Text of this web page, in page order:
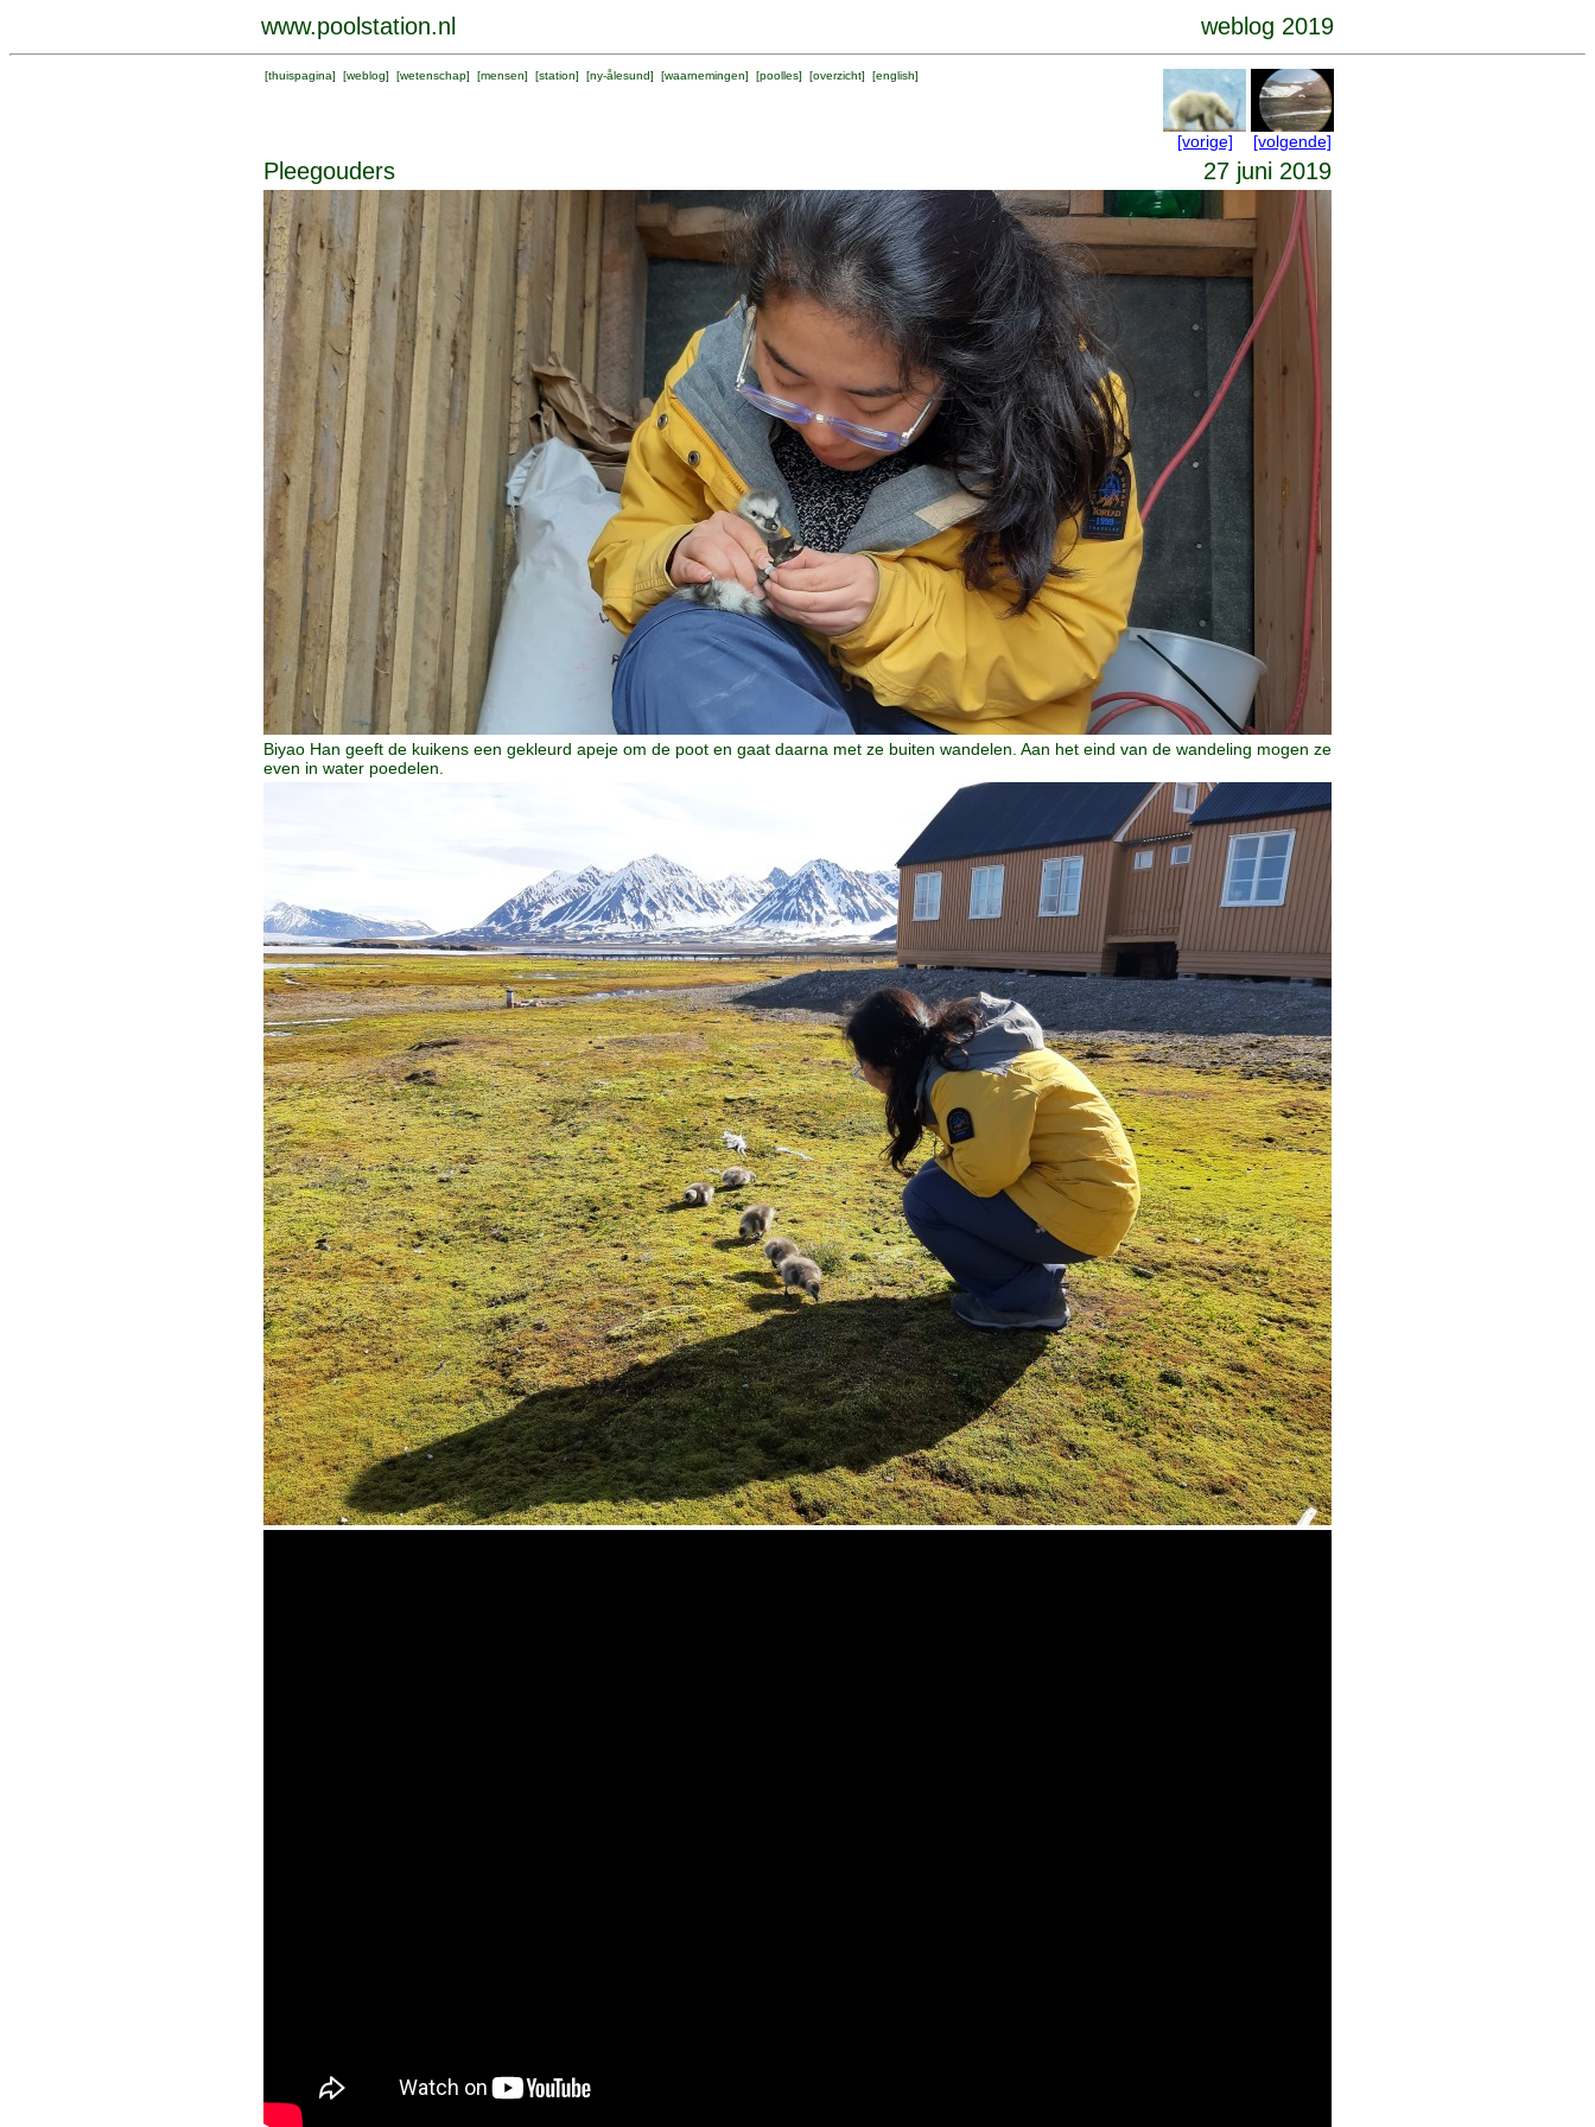
www.poolstation.nl weblog 2019
[thuispagina] [weblog] [wetenschap] [mensen] [station] [ny-ålesund] [waarnemingen] [poolles] [overzicht] [english]
[vorige] [volgende]
Pleegouders 27 juni 2019
Biyao Han geeft de kuikens een gekleurd apeje om de poot en gaat daarna met ze buiten wandelen. Aan het eind van de wandeling mogen ze
even in water poedelen.